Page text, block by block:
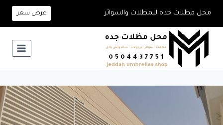
المحتوى
محل مظلات جده للمظلات والسواتر عرض سعر